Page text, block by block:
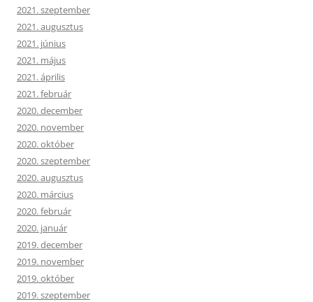
2021. szeptember
2021. augusztus
2021. június
2021. május
2021. április
2021. február
2020. december
2020. november
2020. október
2020. szeptember
2020. augusztus
2020. március
2020. február
2020. január
2019. december
2019. november
2019. október
2019. szeptember